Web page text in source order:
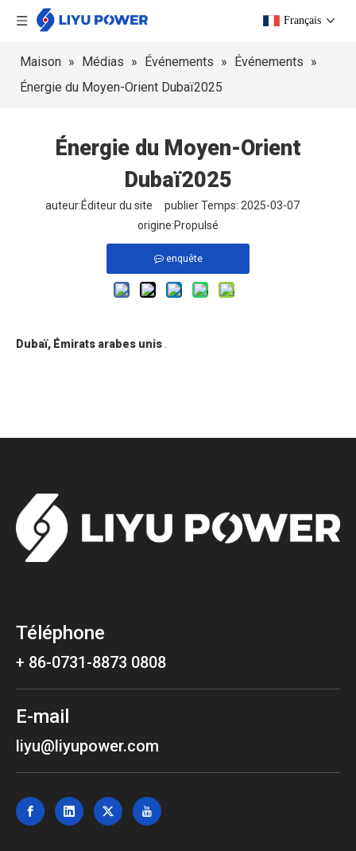
Français
Maison » Médias » Événements » Événements »
Énergie du Moyen-Orient Dubaï2025
Énergie du Moyen-Orient
Dubaï2025
auteur:Éditeur du site publier Temps: 2025-03-07
origine:Propulsé
enquête
Dubaï, Émirats arabes unis
Téléphone
+ 86-0731-8873 0808
E-mail
liyu@liyupower.com